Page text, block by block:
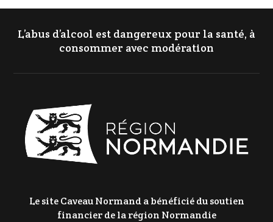
L’abus d’alcool est dangereux pour la santé, à
consommer avec modération
Le site Caveau Normand a bénéficié du soutien
financier de la région Normandie